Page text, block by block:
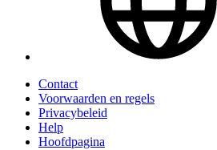
Contact
Voorwaarden en regels
Privacybeleid
Help
Hoofdpagina